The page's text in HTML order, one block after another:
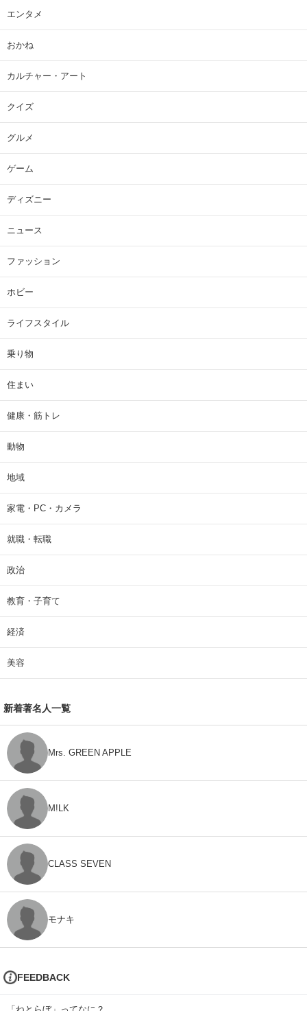
エンタメ
おかね
カルチャー・アート
クイズ
グルメ
ゲーム
ディズニー
ニュース
ファッション
ホビー
ライフスタイル
乗り物
住まい
健康・筋トレ
動物
地域
家電・PC・カメラ
就職・転職
政治
教育・子育て
経済
美容
新着著名人一覧
Mrs. GREEN APPLE
M!LK
CLASS SEVEN
モナキ
FEEDBACK